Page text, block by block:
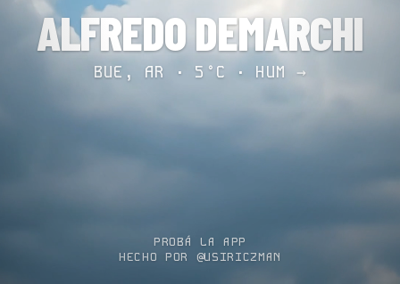
ALFREDO DEMARCHI
BUE, AR · 5°C · HUM →
PROBÁ LA APP
HECHO POR @USIRICZMAN